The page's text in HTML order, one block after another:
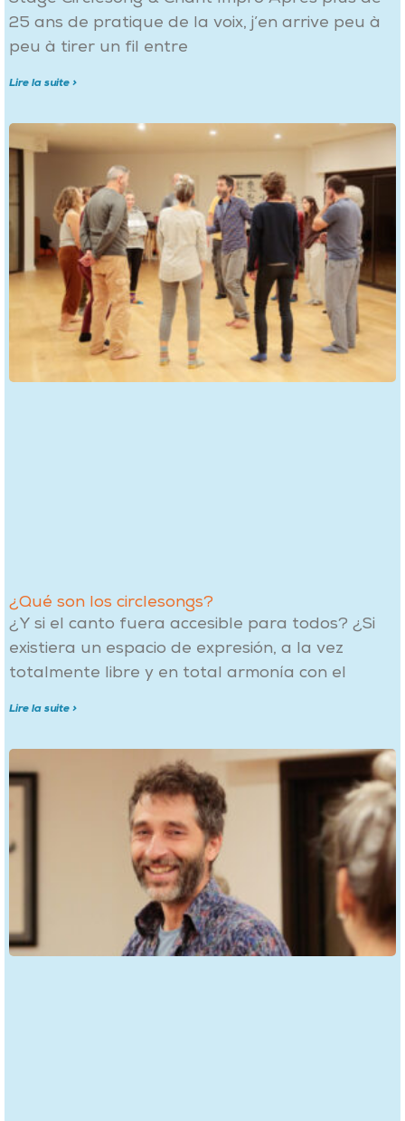
25 ans de pratique de la voix, j’en arrive peu à
peu à tirer un fil entre
Lire la suite >
¿Qué son los circlesongs?
¿Y si el canto fuera accesible para todos? ¿Si
existiera un espacio de expresión, a la vez
totalmente libre y en total armonía con el
Lire la suite >